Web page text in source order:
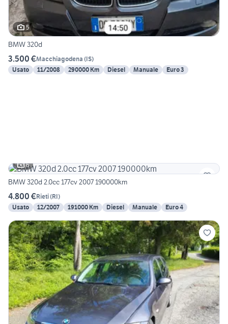
5
BMW 320d
3.500 €Macchiagodena (IS)
Usato
11/2008 290000 Km Diesel Manuale Euro 3
6
BMW 320d 2.0cc 177cv 2007 190000km
4.800 €Rieti(RI)
Usato
12/2007 191000 Km Diesel Manuale Euro 4